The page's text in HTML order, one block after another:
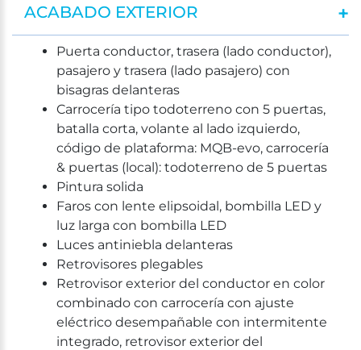
ACABADO EXTERIOR
Puerta conductor, trasera (lado conductor),
pasajero y trasera (lado pasajero) con
bisagras delanteras
Carrocería tipo todoterreno con 5 puertas,
batalla corta, volante al lado izquierdo,
código de plataforma: MQB-evo, carrocería
& puertas (local): todoterreno de 5 puertas
Pintura solida
Faros con lente elipsoidal, bombilla LED y
luz larga con bombilla LED
Luces antiniebla delanteras
Retrovisores plegables
Retrovisor exterior del conductor en color
combinado con carrocería con ajuste
eléctrico desempañable con intermitente
integrado, retrovisor exterior del